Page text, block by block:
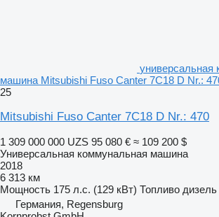
универсальная
машина Mitsubishi Fuso Canter 7C18 D Nr.:
25
Mitsubishi Fuso Canter 7C18 D Nr.: 470
1 309 000 000 UZS 95 080 € ≈ 109 200 $
Универсальная коммунальная машина
2018
6 313 км
Мощность 175 л.с. (129 кВт) Топливо дизель
Германия, Regensburg